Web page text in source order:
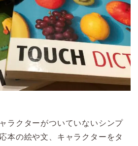
ラクターがついていないシンプ
本の絵や文、キャラクターをタ